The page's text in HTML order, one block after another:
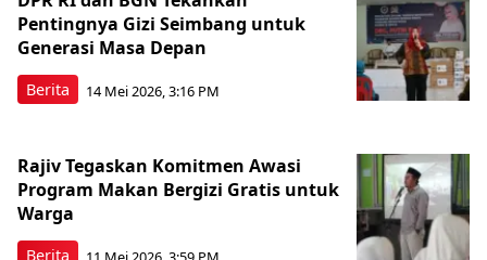
Berita
Pentingnya Gizi Seimbang untuk
Generasi Masa Depan
14 Mei 2026, 3:16 PM
Berita
Rajiv Tegaskan Komitmen Awasi
Program Makan Bergizi Gratis untuk
Warga